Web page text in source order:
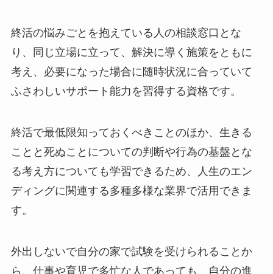
終活の悩みごとを抱えている人の相談窓口とな
り、同じ立場に立って、解決に導く施策をともに
考え、必要になった場合に随時状況に合っていて
ふさわしいサポート能力を習得する資格です。
終活で最低限知っておくべきことのほか、生きる
ことと死ぬことについての判断や行為の基盤とな
る考え方についても学習できるため、人生のエン
ディングに関連する多種多様な業界で活用できま
す。
外出しないで自分の家で試験を受けられることか
ら、仕事や育児で多忙な人であっても、自分の進